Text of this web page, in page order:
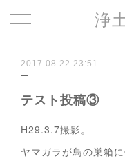
浄
2017.08.22 23:51
テスト投稿③
H29.3.7撮影。
ヤマガラが鳥の巣箱